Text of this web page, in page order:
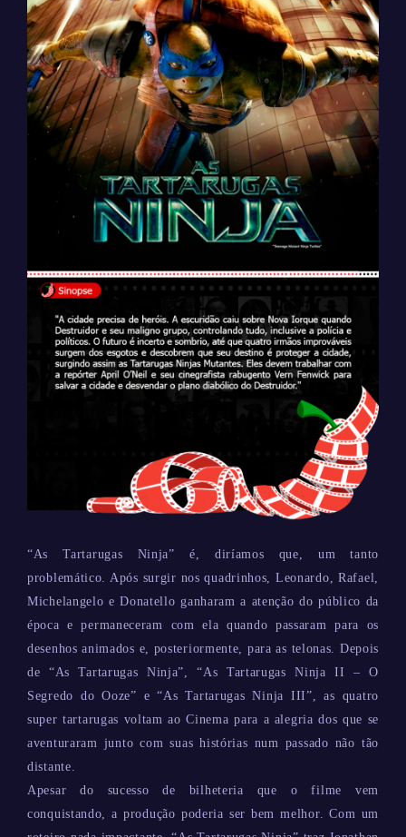
“As Tartarugas Ninja” é, diríamos que, um tanto
problemático. Após surgir nos quadrinhos, Leonardo, Rafael,
Michelangelo e Donatello ganharam a atenção do público da
época e permaneceram com ela quando passaram para os
desenhos animados e, posteriormente, para as telonas. Depois
de “As Tartarugas Ninja”, “As Tartarugas Ninja II – O
Segredo do Ooze” e “As Tartarugas Ninja III”, as quatro
super tartarugas voltam ao Cinema para a alegria dos que se
aventuraram junto com suas histórias num passado não tão
distante.
Apesar do sucesso de bilheteria que o filme vem
conquistando, a produção poderia ser bem melhor. Com um